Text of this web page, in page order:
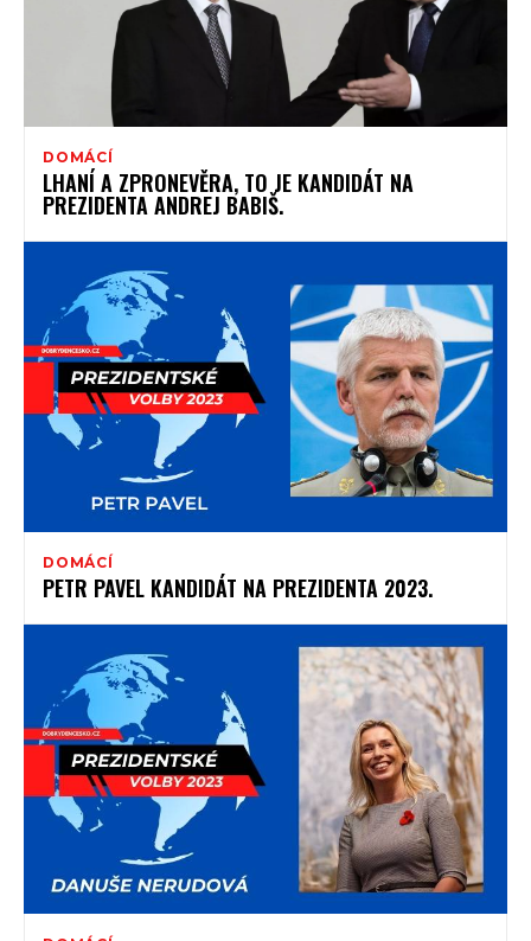
DOMÁCÍ
LHANÍ A ZPRONEVĚRA, TO JE KANDIDÁT NA
PREZIDENTA ANDREJ BABIŠ.
DOMÁCÍ
PETR PAVEL KANDIDÁT NA PREZIDENTA 2023.